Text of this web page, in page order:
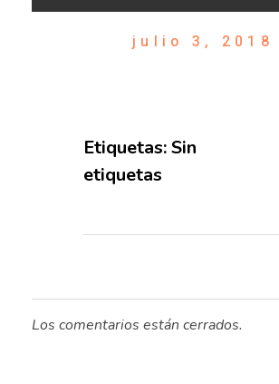
julio 3, 2018
Etiquetas: Sin
etiquetas
Los comentarios están cerrados.